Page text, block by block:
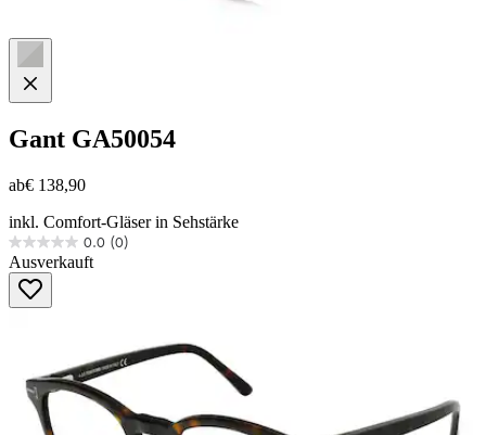
Gant GA50054
ab€ 138,90
inkl. Comfort-Gläser in Sehstärke
0.0 (0)
0.0
von
Sternen.
Ausverkauft